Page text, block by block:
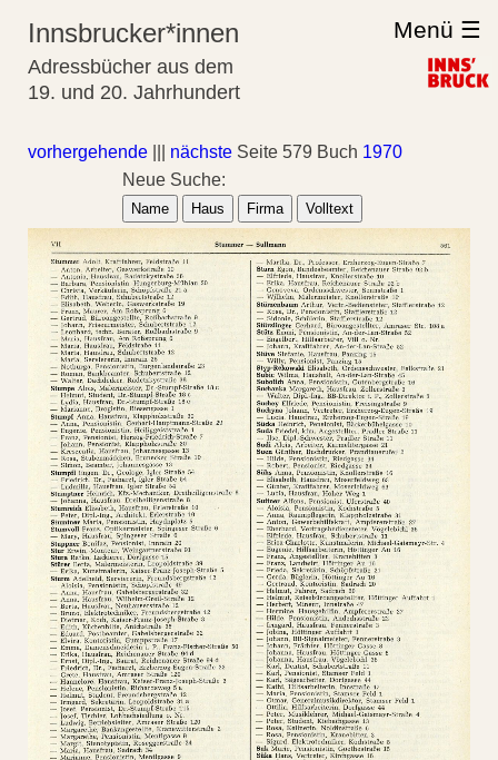
Innsbrucker*innen
Adressbücher aus dem
19. und 20. Jahrhundert
Menü ☰
vorhergehende nächste Seite 579 Buch 1970
Neue Suche:
Name Haus Firma Volltext